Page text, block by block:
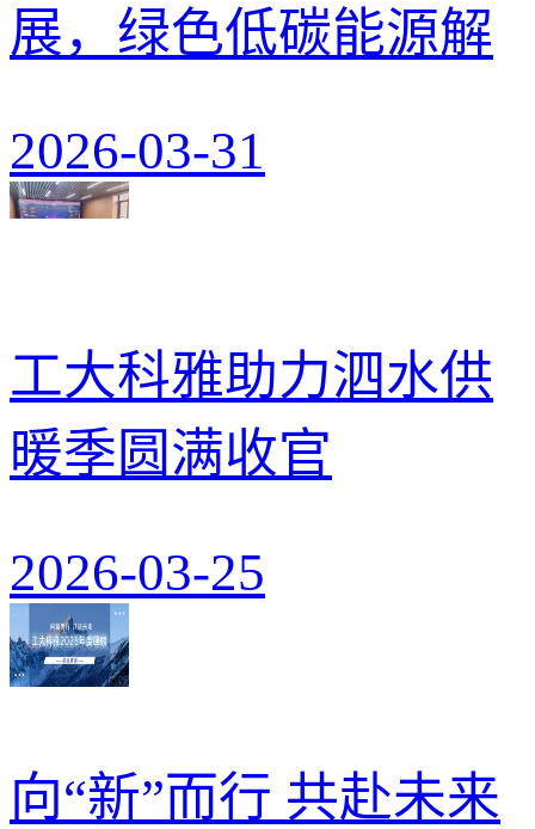
展，绿色低碳能源解
2026-03-31
工大科雅助力泗水供
暖季圆满收官
2026-03-25
向“新”而行 共赴未来